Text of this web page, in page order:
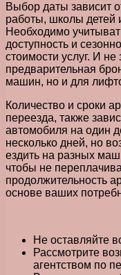
Выбор даты зависит
работы, школы детей
Необходимо
доступность и
стоимости услуг. И
предварительная
машин, но и для
Количество и сроки
переезда, также
автомобиля на один
несколько дней, но
ездить на разных
чтобы не
продолжительность
основе ваших
Не оставляйте
Рассмотрите
агентством по